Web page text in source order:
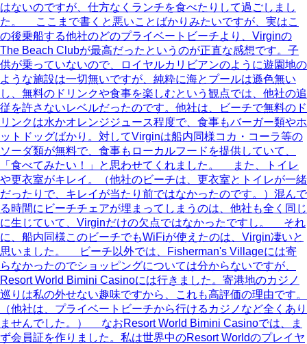
はないのですが、仕方なくランチを食べたりして過ごしまし
た。 ここまで書くと悪いことばかりみたいですが、実はこ
の後乗船する他社のどのプライベートビーチより、Virginの
The Beach Clubが最高だったというのが正直な感想です。子
供が乗っていないので、ロイヤルカリビアンのように遊園地の
ような施設は一切無いですが、純粋に海とプールは遜色無い
し、無料のドリンクや食事を楽しむという観点では、他社の追
従を許さないレベルだったのです。他社は、ビーチで無料のド
リンクは水かオレンジジュース程度で、食事もバーガー類やホ
ットドッグばかり。対してVirginは船内同様コカ・コーラ等の
ソーダ類が無料で、食事もローカルフードを提供していて、
「食べてみたい！」と思わせてくれました。 また、トイレ
や更衣室がキレイ。（他社のビーチは、更衣室とトイレが一緒
だったりで、キレイが当たり前ではなかったのです。）混んで
る時間にビーチチェアが埋まってしまうのは、他社も全く同じ
に生じていて、Virginだけの欠点ではなかったですし。 それ
に、船内同様このビーチでもWiFiが使えたのは、Virgin凄いと
思いました。 ビーチ以外では、Fisherman's Villageには寄
らなかったのでショッピングについては分からないですが、
Resort World Bimini Casinoには行きました。寄港地のカジノ
巡りは私の外せない趣味ですから、これも高評価の理由です。
（他社は、プライベートビーチから行けるカジノなど全くあり
ませんでした。） なおResort World Bimini Casinoでは、ま
ず会員証を作りました。私は世界中のResort Worldのプレイヤ